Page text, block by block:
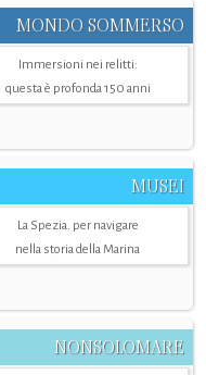
MONDO SOMMERSO
Immersioni nei relitti:
questa è profonda 150 anni
MUSEI
La Spezia. per navigare
nella storia della Marina
NONSOLOMARE